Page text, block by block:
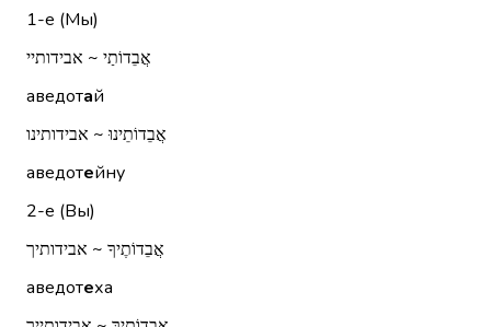
1-е (Мы)
אֲבֵדוֹתַי ~ אבידותיי
аведотай
אֲבֵדוֹתֵינוּ ~ אבידותינו
аведотейну
2-е (Вы)
אֲבֵדוֹתֶיךָ ~ אבידותיך
аведотеха